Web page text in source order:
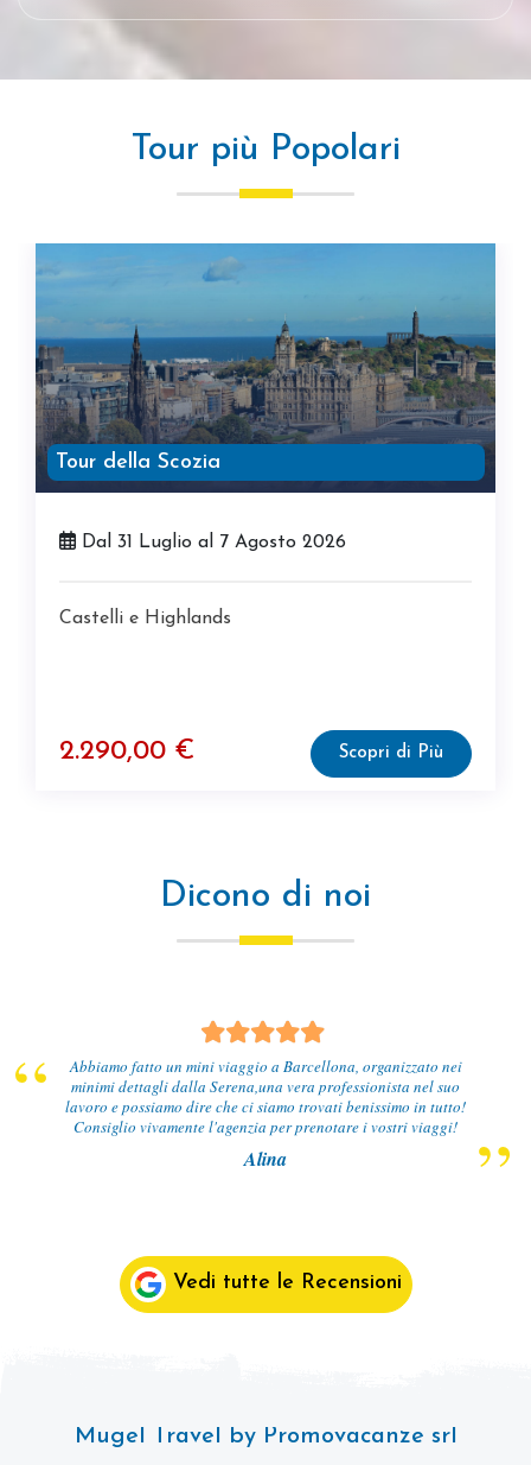
Tour più Popolari
Tour della Scozia
Dal 31 Luglio al 7 Agosto 2026
Castelli e Highlands
2.290,00 € Scopri di Più
Dicono di noi
Tour del Deserto con due giorni a Marrakech, con guida
parlante in Italiano, ci siamo divertite, abbiamo conosciuto
persone nomadi, visto come vivono e assaporato la vita
frenetica della città di Marrakech
Naomi Bruno
Vedi tutte le Recensioni
Mugel Travel by Promovacanze srl